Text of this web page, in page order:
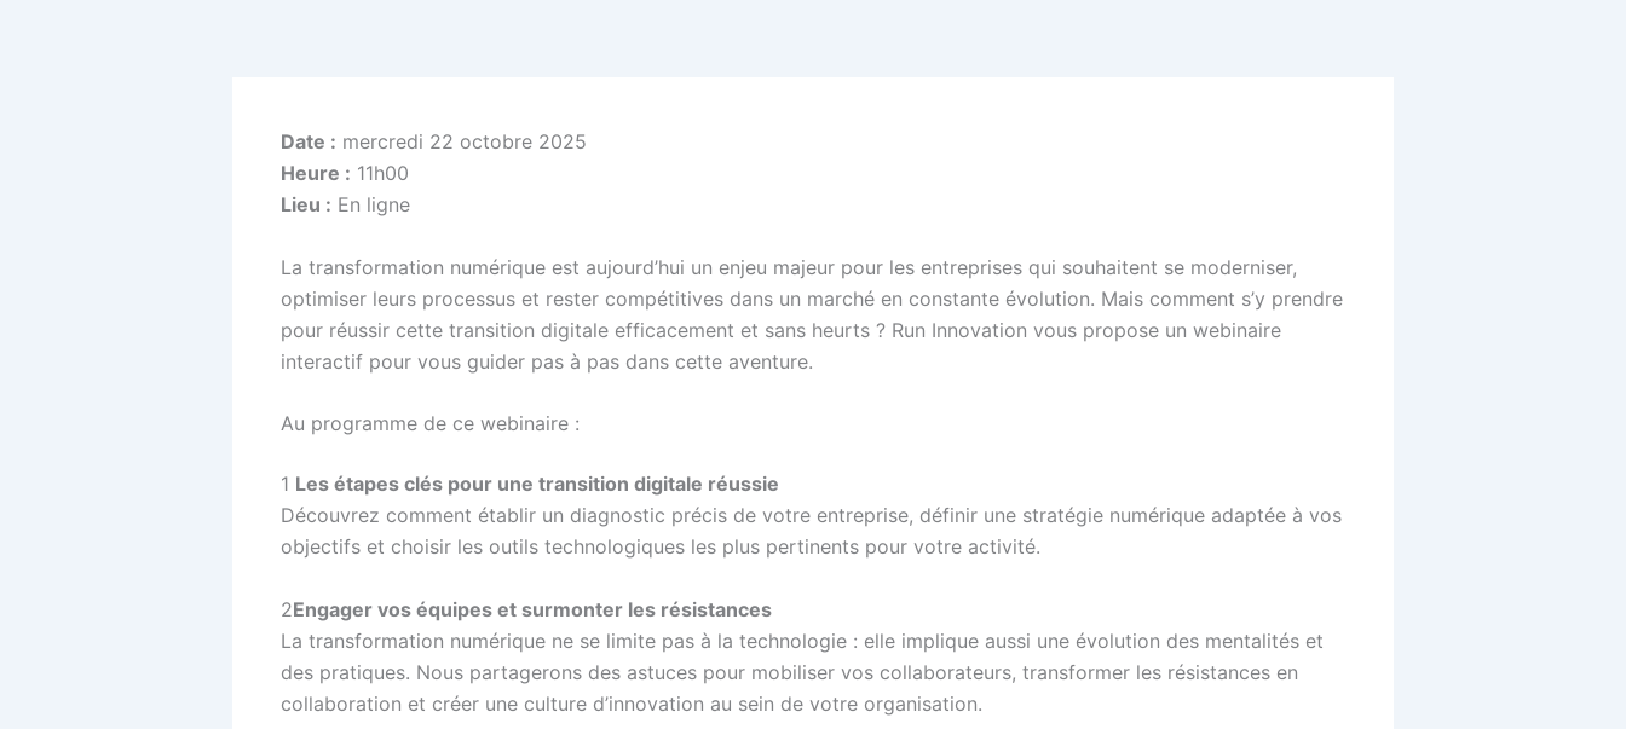
Date : mercredi 22 octobre 2025
Heure : 11h00
Lieu : En ligne
La transformation numérique est aujourd’hui un enjeu majeur pour les entreprises qui souhaitent se moderniser,
optimiser leurs processus et rester compétitives dans un marché en constante évolution. Mais comment s’y prendre
pour réussir cette transition digitale efficacement et sans heurts ? Run Innovation vous propose un webinaire
interactif pour vous guider pas à pas dans cette aventure.
Au programme de ce webinaire :
1️ Les étapes clés pour une transition digitale réussie
Découvrez comment établir un diagnostic précis de votre entreprise, définir une stratégie numérique adaptée à vos
objectifs et choisir les outils technologiques les plus pertinents pour votre activité.
2️Engager vos équipes et surmonter les résistances
La transformation numérique ne se limite pas à la technologie : elle implique aussi une évolution des mentalités et
des pratiques. Nous partagerons des astuces pour mobiliser vos collaborateurs, transformer les résistances en
collaboration et créer une culture d’innovation au sein de votre organisation.